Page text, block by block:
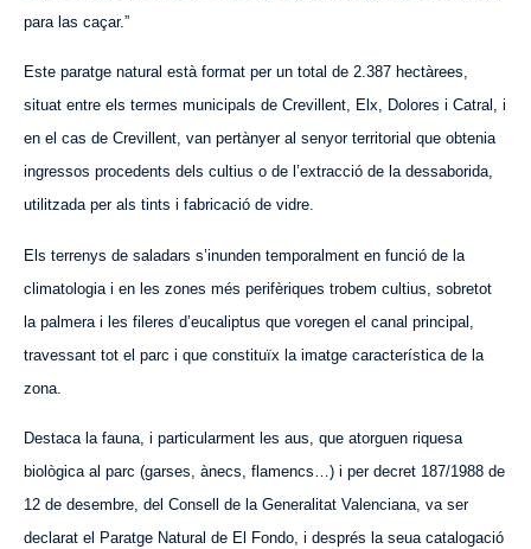
para las caçar.”
Este paratge natural està format per un total de 2.387 hectàrees,
situat entre els termes municipals de Crevillent, Elx, Dolores i Catral , i
en el cas de Crevillent, van pertànyer al senyor territorial que obtenia
ingressos procedents dels cultius o de l’extracció de la dessaborida,
utilitzada per als tints i fabricació de vidre.
Els terrenys de saladars s’inunden temporalment en funció de la
climatologia i en les zones més perifèriques trobem cultius, sobretot
la palmera i les fileres d’eucaliptus que voregen el canal principal,
travessant tot el parc i que constituïx la imatge característica de la
zona.
Destaca la fauna, i particularment les aus, que atorguen riquesa
biològica al parc (garses, ànecs, flamencs…) i per decret 187/1988 de
12 de desembre, del Consell de la Generalitat Valenciana, va ser
declarat el Paratge Natural de El Fondo, i després la seua catalogació